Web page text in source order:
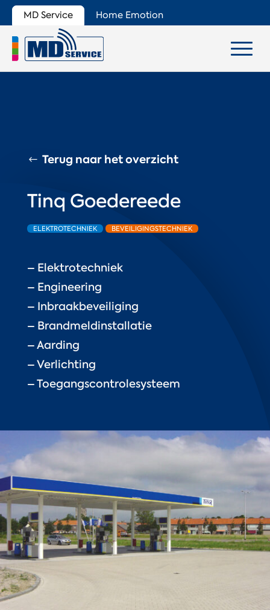
MD Service Home Emotion
Terug naar het overzicht
Tinq Goedereede
ELEKTROTECHNIEK BEVEILIGINGSTECHNIEK
– Elektrotechniek
– Engineering
– Inbraakbeveiliging
– Brandmeldinstallatie
– Aarding
– Verlichting
– Toegangscontrolesysteem